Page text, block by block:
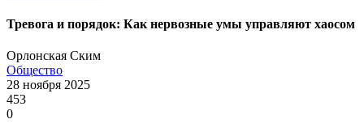
Тревога и порядок: Как нервозные умы управляют хаосом
Орлонская Ским
Общество
28 ноября 2025
453
0